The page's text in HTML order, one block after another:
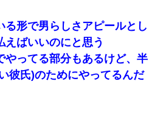
る形で男らしさアピールとし
えばいいのにと思う
やってる部分もあるけど、半
彼氏)のためにやってるんだ